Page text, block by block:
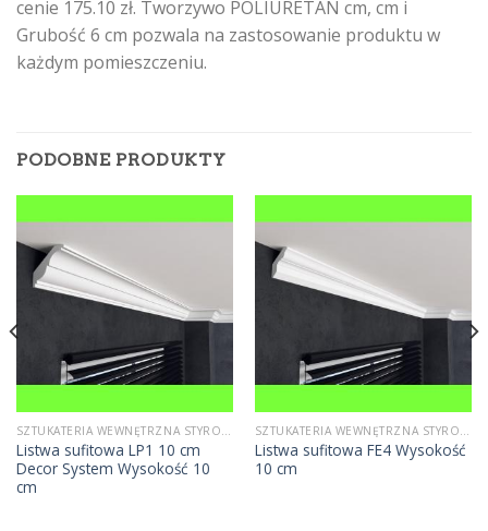
cenie 175.10 zł. Tworzywo POLIURETAN cm, cm i
Grubość 6 cm pozwala na zastosowanie produktu w
każdym pomieszczeniu.
PODOBNE PRODUKTY
SZTUKATERIA WEWNĘTRZNA STYROPIANOWA
Listwa sufitowa LP1 10 cm
Decor System Wysokość 10
cm
SZTUKATERIA WEWNĘTRZNA STYROPIANOWA
Listwa sufitowa FE4 Wysokość
10 cm